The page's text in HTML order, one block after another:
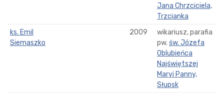
Jana Chrzciciela,
Trzcianka
ks. Emil
Siemaszko
2009
wikariusz, parafia
pw. św. Józefa
Oblubieńca
Najświętszej
Maryi Panny,
Słupsk